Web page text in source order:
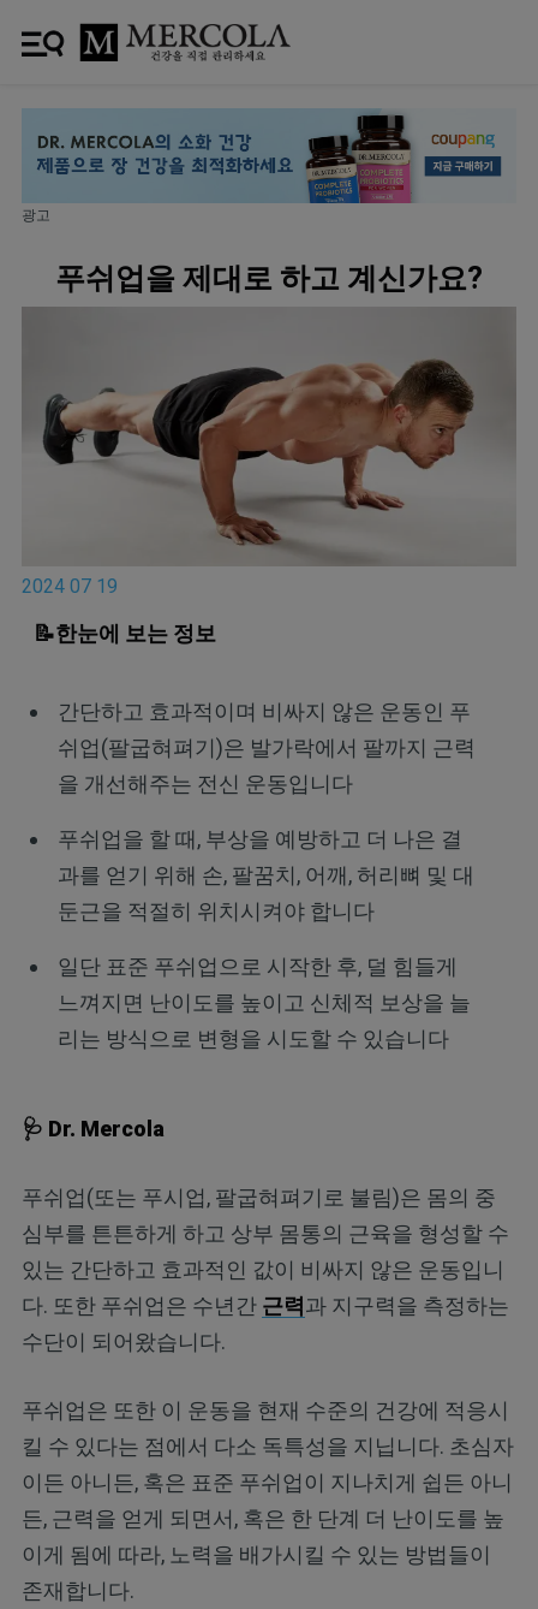
광고
푸쉬업을 제대로 하고 계신가요?
2024 07 19
📝한눈에 보는 정보
간단하고 효과적이며 비싸지 않은 운동인 푸
쉬업(팔굽혀펴기)은 발가락에서 팔까지 근력
을 개선해주는 전신 운동입니다
푸쉬업을 할 때, 부상을 예방하고 더 나은 결
과를 얻기 위해 손, 팔꿈치, 어깨, 허리뼈 및 대
둔근을 적절히 위치시켜야 합니다
일단 표준 푸쉬업으로 시작한 후, 덜 힘들게
느껴지면 난이도를 높이고 신체적 보상을 늘
리는 방식으로 변형을 시도할 수 있습니다
🩺 Dr. Mercola
푸쉬업(또는 푸시업, 팔굽혀펴기로 불림)은 몸의 중
심부를 튼튼하게 하고 상부 몸통의 근육을 형성할 수
있는 간단하고 효과적인 값이 비싸지 않은 운동입니
다. 또한 푸쉬업은 수년간 근력과 지구력을 측정하는
수단이 되어왔습니다.
푸쉬업은 또한 이 운동을 현재 수준의 건강에 적응시
킬 수 있다는 점에서 다소 독특성을 지닙니다. 초심자
이든 아니든, 혹은 표준 푸쉬업이 지나치게 쉽든 아니
든, 근력을 얻게 되면서, 혹은 한 단계 더 난이도를 높
이게 됨에 따라, 노력을 배가시킬 수 있는 방법들이
존재합니다.